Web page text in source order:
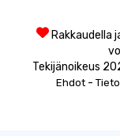
Rakkaudella
Tekijänoikeus
Ehdot-